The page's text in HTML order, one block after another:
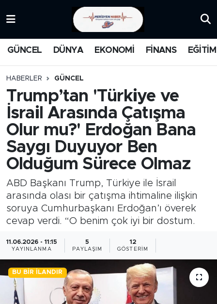
GÜNCEL DÜNYA EKONOMİ FİNANS EĞİTİM
HABERLER GÜNCEL
Trump’tan 'Türkiye ve
İsrail Arasında Çatışma
Olur mu?' Erdoğan Bana
Saygı Duyuyor Ben
Olduğum Sürece Olmaz
ABD Başkanı Trump, Türkiye ile İsrail
arasında olası bir çatışma ihtimaline ilişkin
soruya Cumhurbaşkanı Erdoğan’ı överek
cevap verdi. “O benim çok iyi bir dostum.
11.06.2026 - 11:15
YAYINLANMA
5
PAYLAŞIM
12
GÖSTERIM
BU BIR İLANDIR
MEDYA
FİNANS
DÜNYA
GÜNCEL
KARİKATÜR
RÖPÖRTAJ
Trafik Durumu
Süper Lig Puan Durumu ve Fikstür
Tüm Manşetler
Son Dakika Haberleri
Haber Arşivi